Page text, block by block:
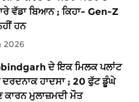
ਵੱਡਾ ਬਿਆਨ ; ਕਿਹਾ- Gen-Z
ਹਨ
2026
ਦੇ ਇਕ ਮਿਲਕ ਪਲਾਂਟ
ਦਰਦਨਾਕ ਹਾਦਸਾ ; 20 ਫੁੱਟ ਡੂੰਘੇ
ਕਾਰਨ ਮੁਲਾਜ਼ਮਦੀ ਮੌਤ